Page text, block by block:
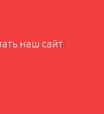
наш сайт